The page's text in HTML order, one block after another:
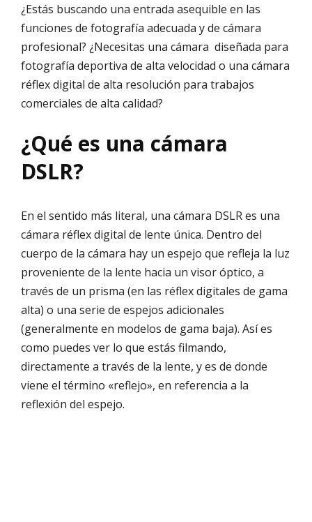
¿Estás buscando una entrada asequible en las
funciones de fotografía adecuada y de cámara
profesional? ¿Necesitas una cámara diseñada para
fotografía deportiva de alta velocidad o una cámara
réflex digital de alta resolución para trabajos
comerciales de alta calidad?
¿Qué es una cámara
DSLR?
En el sentido más literal, una cámara DSLR es una
cámara réflex digital de lente única. Dentro del
cuerpo de la cámara hay un espejo que refleja la luz
proveniente de la lente hacia un visor óptico, a
través de un prisma (en las réflex digitales de gama
alta) o una serie de espejos adicionales
(generalmente en modelos de gama baja). Así es
como puedes ver lo que estás filmando,
directamente a través de la lente, y es de donde
viene el término «reflejo», en referencia a la
reflexión del espejo.